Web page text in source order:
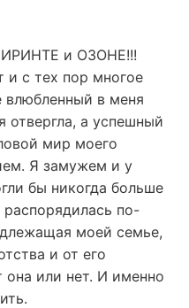
и ОЗОНЕ!!!
и с тех пор многое
влюбленный в меня
отвергла, а успешный
мир моего
Я замужем и у
бы никогда больше
распорядилась по-
моей семье,
и от его
или нет. И именно